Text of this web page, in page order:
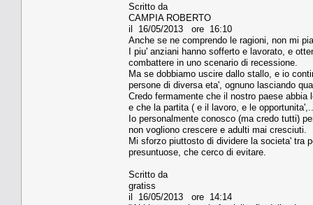
Scritto da
CAMPIA ROBERTO
il 16/05/2013 ore 16:10
Anche se ne comprendo le ragioni, non mi
I piu' anziani hanno sofferto e lavorato, e
combattere in uno scenario di recessione.
Ma se dobbiamo uscire dallo stallo, e io
persone di diversa eta', ognuno lasciando
Credo fermamente che il nostro paese
e che la partita ( e il lavoro, e le
Io personalmente conosco (ma credo tutti)
non vogliono crescere e adulti mai cresciuti.
Mi sforzo piuttosto di dividere la societa' tra
presuntuose, che cerco di evitare.
Scritto da
gratiss
il 16/05/2013 ore 14:14